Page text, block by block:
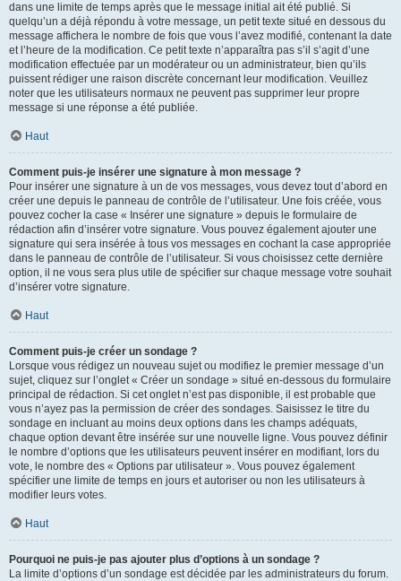
dans une limite de temps après que le message initial ait été publié. Si
quelqu’un a déjà répondu à votre message, un petit texte situé en dessous du
message affichera le nombre de fois que vous l’avez modifié, contenant la date
et l’heure de la modification. Ce petit texte n’apparaîtra pas s’il s’agit d’une
modification effectuée par un modérateur ou un administrateur, bien qu’ils
puissent rédiger une raison discrète concernant leur modification. Veuillez
noter que les utilisateurs normaux ne peuvent pas supprimer leur propre
message si une réponse a été publiée.
Haut
Comment puis-je insérer une signature à mon message ?
Pour insérer une signature à un de vos messages, vous devez tout d’abord en
créer une depuis le panneau de contrôle de l’utilisateur. Une fois créée, vous
pouvez cocher la case « Insérer une signature » depuis le formulaire de
rédaction afin d’insérer votre signature. Vous pouvez également ajouter une
signature qui sera insérée à tous vos messages en cochant la case appropriée
dans le panneau de contrôle de l’utilisateur. Si vous choisissez cette dernière
option, il ne vous sera plus utile de spécifier sur chaque message votre souhait
d’insérer votre signature.
Haut
Comment puis-je créer un sondage ?
Lorsque vous rédigez un nouveau sujet ou modifiez le premier message d’un
sujet, cliquez sur l’onglet « Créer un sondage » situé en-dessous du formulaire
principal de rédaction. Si cet onglet n’est pas disponible, il est probable que
vous n’ayez pas la permission de créer des sondages. Saisissez le titre du
sondage en incluant au moins deux options dans les champs adéquats,
chaque option devant être insérée sur une nouvelle ligne. Vous pouvez définir
le nombre d’options que les utilisateurs peuvent insérer en modifiant, lors du
vote, le nombre des « Options par utilisateur ». Vous pouvez également
spécifier une limite de temps en jours et autoriser ou non les utilisateurs à
modifier leurs votes.
Haut
Pourquoi ne puis-je pas ajouter plus d’options à un sondage ?
La limite d’options d’un sondage est décidée par les administrateurs du forum.